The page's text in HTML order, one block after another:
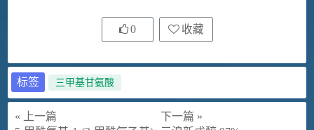
0 收藏
标签 三甲基甘氨酸
« 上一篇
下一篇 »